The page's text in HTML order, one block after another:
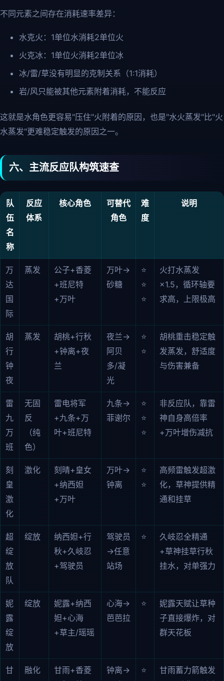
不同元素之间存在消耗速率差异：
水克火：1单位水消耗2单位火
火克冰：1单位火消耗2单位冰
冰/雷/草没有明显的克制关系（1:1消耗）
岩/风只能被其他元素附着消耗，不能反应
这就是水角色更容易"压住"火附着的原因，也是"水火蒸发"比"火
水蒸发"更难稳定触发的原因之一。
六、主流反应队构筑速查
队
伍
名
称
反应
体系
核心角色
可替代
角色
难
度
说明
万
达
国
际
蒸发
公子+香菱
+班尼特
+万叶
万叶→
砂糖
⭐
⭐
⭐
火打水蒸发
×1.5，循环轴要
求高，上限极高
胡
行
钟
夜
蒸发
胡桃+行秋
+钟离+夜
兰
夜兰→
阿贝
多/凝
光
⭐
⭐
胡桃重击稳定触
发蒸发，舒适度
与伤害兼备
雷
九
万
班
无固
反
（纯
色）
雷电将军
+九条+万
叶+班尼特
九条→
菲谢尔
⭐
⭐
⭐
非反应队，靠雷
神自身高倍率
+万叶增伤减抗
刻
皇
激
化
激化
刻晴+皇女
+纳西妲
+万叶
万叶→
钟离
⭐
⭐
高频雷触发超激
化，草神提供精
通和挂草
超
绽
放
队
绽放
纳西妲+行
秋+久岐忍
+驾驶员
驾驶员
→任意
站场
⭐
久岐忍全精通
+草神挂草行秋
挂水，对单强力
妮
露
绽
放
绽放
妮露+纳西
妲+心海
+草主/瑶瑶
心海→
芭芭拉
⭐
妮露天赋让草种
子直接爆炸，对
群天花板
甘
融化
甘雨+香菱
钟离→
⭐
甘雨蓄力箭触发